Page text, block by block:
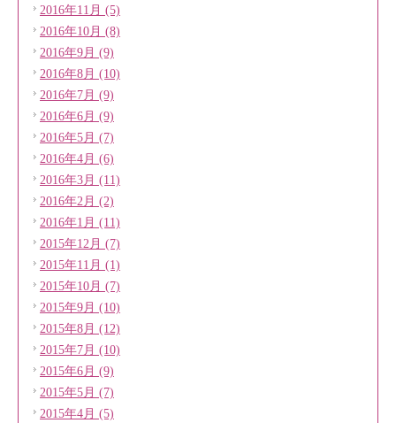
2016年11月 (5)
2016年10月 (8)
2016年9月 (9)
2016年8月 (10)
2016年7月 (9)
2016年6月 (9)
2016年5月 (7)
2016年4月 (6)
2016年3月 (11)
2016年2月 (2)
2016年1月 (11)
2015年12月 (7)
2015年11月 (1)
2015年10月 (7)
2015年9月 (10)
2015年8月 (12)
2015年7月 (10)
2015年6月 (9)
2015年5月 (7)
2015年4月 (5)